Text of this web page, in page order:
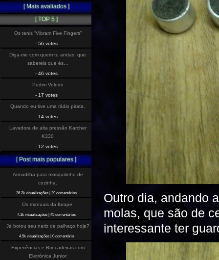
Outro dia, andando
molas, que são de
interessante ter
[ Mais avaliados ]
[ TOP 5 ]
Os tenis “Vibram Five Fingers”
- 56 votes
Diga-me com quem tu andas, que
sabereis que és…
- 46 votes
Pudim Veludo
- 17 votes
Quando eu tive uma rádio pirata.
- 14 votes
Lavadora de alta pressão Karcher
K330
- 12 votes
[ Post mais populares ]
Armadilha para mosquitinho de
cozinha.
26.2k visualizações| 29 comentários
Os manuais da Ibrape.
7.1k visualizações| 45 comentários
Já botou seu nariz de palhaço hoje?
4.5k visualizações| 0 comentário
Experiências e Brincadeiras com
Eletrônica Junior